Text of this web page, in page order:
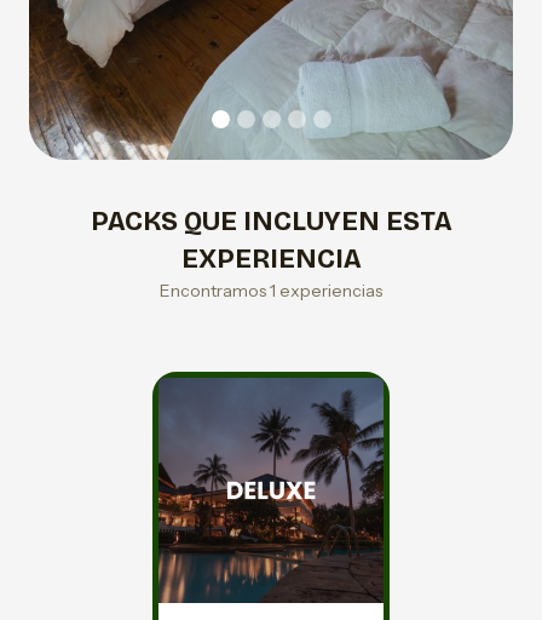
PACKS QUE INCLUYEN ESTA
EXPERIENCIA
Encontramos 1 experiencias